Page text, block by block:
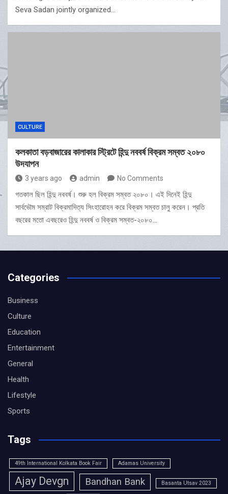
Seva Sadan jointly organized…
CULTURE
কলকাতা বড়বাজারের কালাকার স্ট্রিটে হিন্দু নববর্ষ বিক্রম সম্বত ২০৮০
উদযাপন
3 years ago admin No Comments
গতকাল ছিল হিন্দু নববর্ষ। শুরু হল বিক্রম সম্বত ২০৮০। এই দিনেই হিন্দু
সার্বভৌম সম্রাট বিক্রমাদিত্য সিংহারোহন করে বিক্রম সম্বত চালু করেন। প্রতি
বছরের মতো এবছরেও হিন্দু নববর্ষ ও বিক্রম সম্বত-২০৮০…
Categories
Business
Culture
Education
Entertainment
General
Health
Lifestyle
Sports
Tags
49th International Kolkata Book Fair Adamas University
Ajay Devgn Bandhan Bank Basanta Utsav 2023